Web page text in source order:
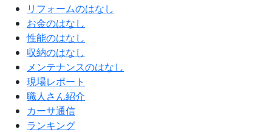
リフォームのはなし
お金のはなし
性能のはなし
収納のはなし
メンテナンスのはなし
現場レポート
職人さん紹介
カーサ通信
ランキング